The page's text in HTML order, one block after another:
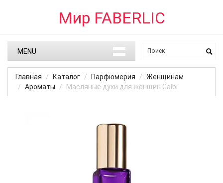
Мир FABERLIC
MENU
Главная Каталог Парфюмерия
Женщинам
Ароматы
Масляные духи для женщин Galbi